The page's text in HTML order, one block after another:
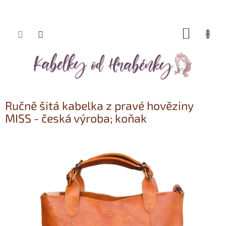
Přejít
Ručně šitá kabelka z pravé hověziny
MISS - česká výroba; koňak